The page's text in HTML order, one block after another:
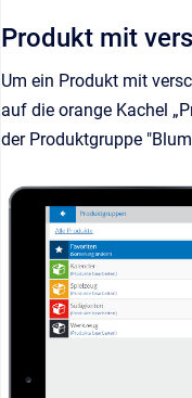
Produkt mit
Um ein Produkt mit
auf die orange Kachel
der Produktgruppe